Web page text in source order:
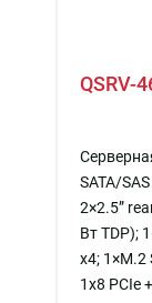
QSRV-
SATA/
2×2.5”
Вт TDP);
x4; 1×M.2
1х8 PCIe